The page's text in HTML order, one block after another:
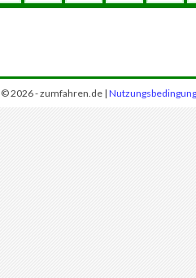
© 2026 - zumfahren.de |